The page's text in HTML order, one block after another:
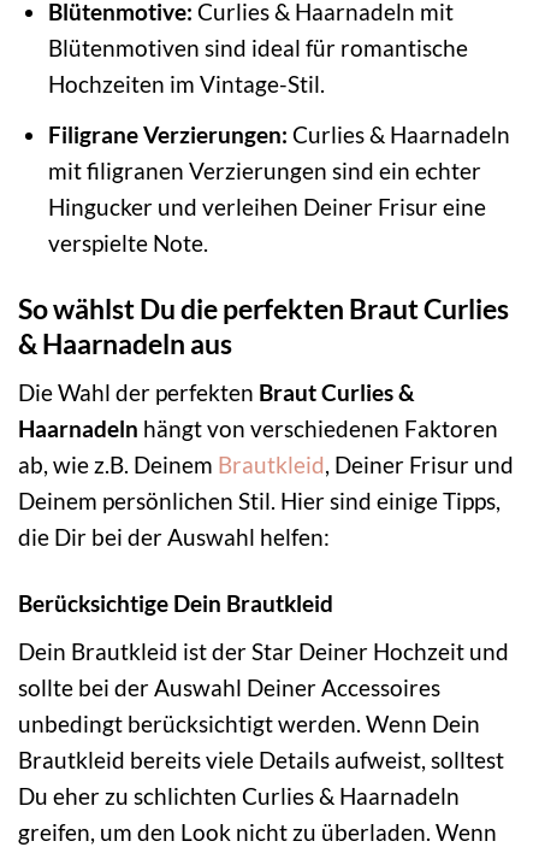
Blütenmotive: Curlies & Haarnadeln mit
Blütenmotiven sind ideal für romantische
Hochzeiten im Vintage-Stil.
Filigrane Verzierungen: Curlies & Haarnadeln
mit filigranen Verzierungen sind ein echter
Hingucker und verleihen Deiner Frisur eine
verspielte Note.
So wählst Du die perfekten Braut Curlies
& Haarnadeln aus
Die Wahl der perfekten Braut Curlies &
Haarnadeln hängt von verschiedenen Faktoren
ab, wie z.B. Deinem Brautkleid, Deiner Frisur und
Deinem persönlichen Stil. Hier sind einige Tipps,
die Dir bei der Auswahl helfen:
Berücksichtige Dein Brautkleid
Dein Brautkleid ist der Star Deiner Hochzeit und
sollte bei der Auswahl Deiner Accessoires
unbedingt berücksichtigt werden. Wenn Dein
Brautkleid bereits viele Details aufweist, solltest
Du eher zu schlichten Curlies & Haarnadeln
greifen, um den Look nicht zu überladen. Wenn